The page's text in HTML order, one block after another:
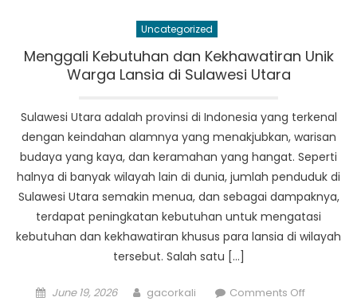
Sulawesi
Utara
Uncategorized
Menggali Kebutuhan dan Kekhawatiran Unik
Warga Lansia di Sulawesi Utara
Sulawesi Utara adalah provinsi di Indonesia yang terkenal
dengan keindahan alamnya yang menakjubkan, warisan
budaya yang kaya, dan keramahan yang hangat. Seperti
halnya di banyak wilayah lain di dunia, jumlah penduduk di
Sulawesi Utara semakin menua, dan sebagai dampaknya,
terdapat peningkatan kebutuhan untuk mengatasi
kebutuhan dan kekhawatiran khusus para lansia di wilayah
tersebut. Salah satu […]
Posted
June 19, 2026 Author
gacorkali Comments Offon